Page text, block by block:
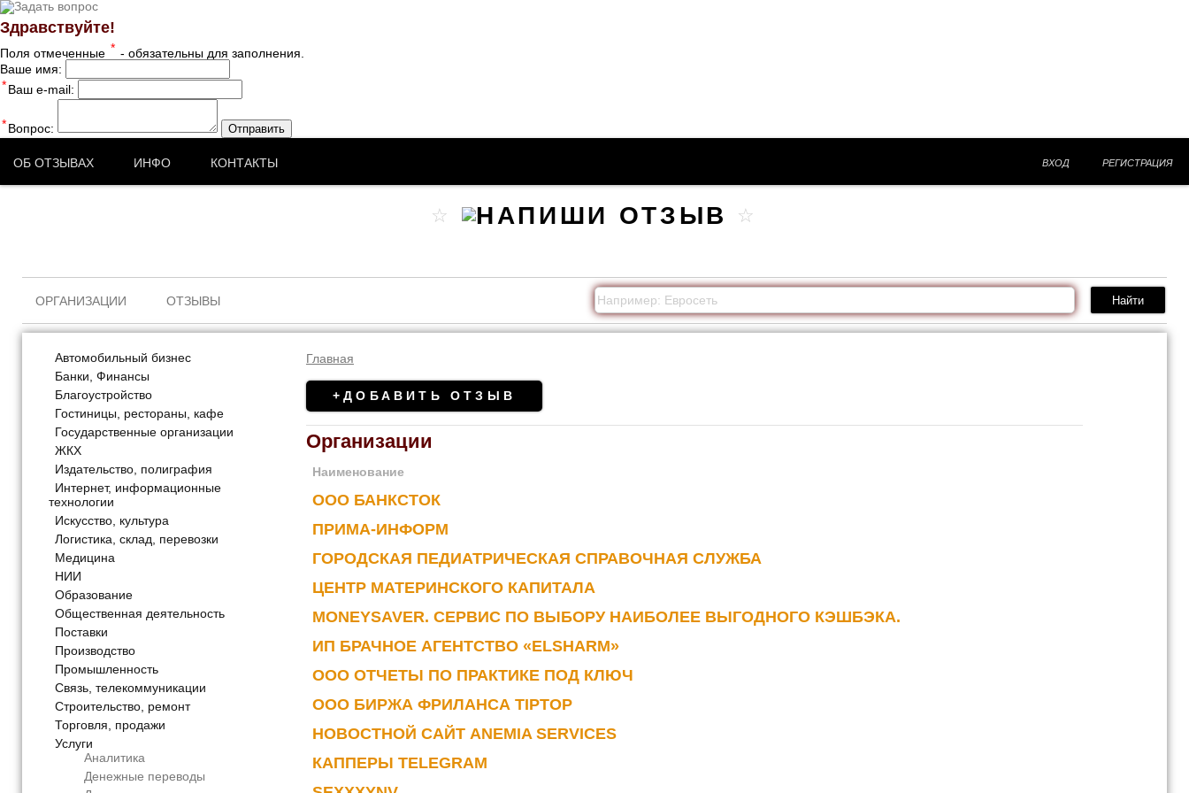
Здравствуйте!
Поля отмеченные * - обязательны для заполнения.
Ваше имя:
*Ваш e-mail:
*Вопрос: Отправить
ОБ ОТЗЫВАХ ИНФО КОНТАКТЫ ВХОД РЕГИСТРАЦИЯ
ОРГАНИЗАЦИИ ОТЗЫВЫ
Автомобильный бизнес
Банки, Финансы
Благоустройство
Гостиницы, рестораны, кафе
Государственные организации
ЖКХ
Издательство, полиграфия
Интернет, информационные
технологии
Искусство, культура
Логистика, склад, перевозки
Медицина
НИИ
Образование
Общественная деятельность
Поставки
Производство
Промышленность
Связь, телекоммуникации
Строительство, ремонт
Торговля, продажи
Услуги
Аналитика
Денежные переводы
Главная
+ДОБАВИТЬ ОТЗЫВ
Организации
Наименование
ООО БАНКСТОК
ПРИМА-ИНФОРМ
ГОРОДСКАЯ ПЕДИАТРИЧЕСКАЯ СПРАВОЧНАЯ СЛУЖБА
ЦЕНТР МАТЕРИНСКОГО КАПИТАЛА
MONEYSAVER. СЕРВИС ПО ВЫБОРУ НАИБОЛЕЕ ВЫГОДНОГО КЭШБЭКА.
ИП БРАЧНОЕ АГЕНТСТВО «ELSHARM»
ООО ОТЧЕТЫ ПО ПРАКТИКЕ ПОД КЛЮЧ
ООО БИРЖА ФРИЛАНСА TIPTOP
НОВОСТНОЙ САЙТ ANEMIA SERVICES
КАППЕРЫ TELEGRAM